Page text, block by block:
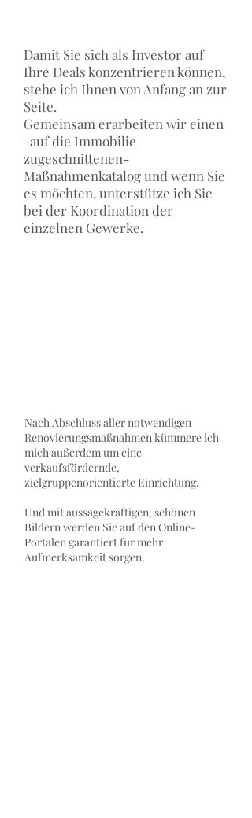
Damit Sie sich als Investor auf
Ihre Deals konzentrieren können,
stehe ich Ihnen von Anfang an zur
Seite.
Gemeinsam erarbeiten wir einen
-auf die Immobilie
zugeschnittenen-
Maßnahmenkatalog und wenn Sie
es möchten, unterstütze ich Sie
bei der Koordination der
einzelnen Gewerke.
Nach Abschluss aller notwendigen
Renovierungsmaßnahmen kümmere ich
mich außerdem um eine
verkaufsfördernde,
zielgruppenorientierte Einrichtung.
Und mit aussagekräftigen, schönen
Bildern werden Sie auf den Online-
Portalen garantiert für mehr
Aufmerksamkeit sorgen.